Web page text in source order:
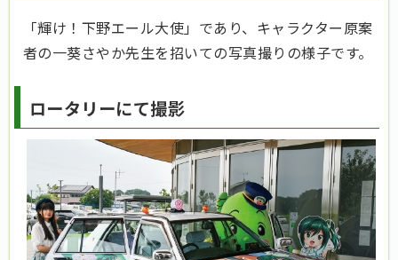
「輝け！下野エール大使」であり、キャラクター原案
者の一葵さやか先生を招いての写真撮りの様子です。
ロータリーにて撮影